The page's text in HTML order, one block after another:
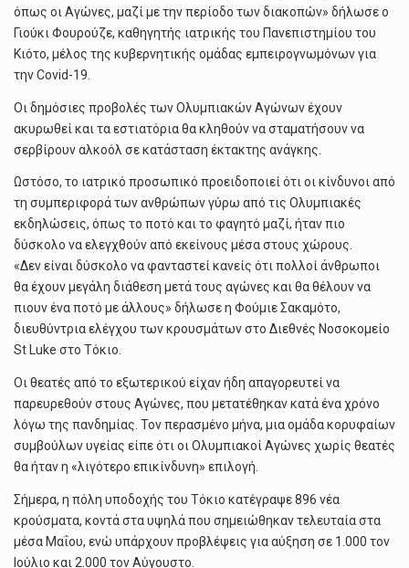
όπως οι Αγώνες, μαζί με την περίοδο των διακοπών» δήλωσε ο
Γιούκι Φουρούζε, καθηγητής ιατρικής του Πανεπιστημίου του
Κιότο, μέλος της κυβερνητικής ομάδας εμπειρογνωμόνων για
την Covid-19.
Οι δημόσιες προβολές των Ολυμπιακών Αγώνων έχουν
ακυρωθεί και τα εστιατόρια θα κληθούν να σταματήσουν να
σερβίρουν αλκοόλ σε κατάσταση έκτακτης ανάγκης.
Ωστόσο, το ιατρικό προσωπικό προειδοποιεί ότι οι κίνδυνοι από
τη συμπεριφορά των ανθρώπων γύρω από τις Ολυμπιακές
εκδηλώσεις, όπως το ποτό και το φαγητό μαζί, ήταν πιο
δύσκολο να ελεγχθούν από εκείνους μέσα στους χώρους.
«Δεν είναι δύσκολο να φανταστεί κανείς ότι πολλοί άνθρωποι
θα έχουν μεγάλη διάθεση μετά τους αγώνες και θα θέλουν να
πιουν ένα ποτό με άλλους» δήλωσε η Φούμιε Σακαμότο,
διευθύντρια ελέγχου των κρουσμάτων στο Διεθνές Νοσοκομείο
St Luke στο Τόκιο.
Οι θεατές από το εξωτερικού είχαν ήδη απαγορευτεί να
παρευρεθούν στους Αγώνες, που μετατέθηκαν κατά ένα χρόνο
λόγω της πανδημίας. Τον περασμένο μήνα, μια ομάδα κορυφαίων
συμβούλων υγείας είπε ότι οι Ολυμπιακοί Αγώνες χωρίς θεατές
θα ήταν η «λιγότερο επικίνδυνη» επιλογή.
Σήμερα, η πόλη υποδοχής του Τόκιο κατέγραψε 896 νέα
κρούσματα, κοντά στα υψηλά που σημειώθηκαν τελευταία στα
μέσα Μαΐου, ενώ υπάρχουν προβλέψεις για αύξηση σε 1.000 τον
Ιούλιο και 2.000 τον Αύγουστο.